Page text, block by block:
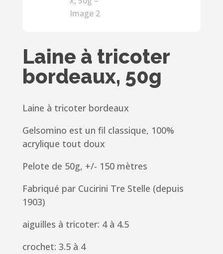
Laine à tricoter
bordeaux, 50g
Laine à tricoter bordeaux
Gelsomino est un fil classique, 100%
acrylique tout doux
Pelote de 50g, +/- 150 mètres
Fabriqué par Cucirini Tre Stelle (depuis
1903)
aiguilles à tricoter: 4 à 4.5
crochet: 3.5 à 4